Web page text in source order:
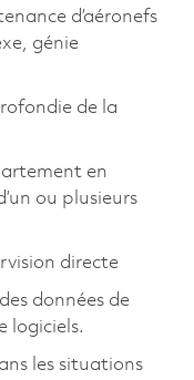
d’aéronefs
génie
de la
en
ou plusieurs
directe
données de
logiciels.
les situations